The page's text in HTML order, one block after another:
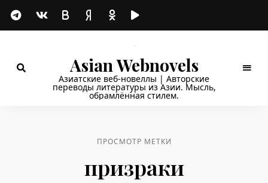
Asian Webnovels
Азиатские веб-новеллы | Авторские
переводы литературы из Азии. Мысль,
обрамлённая стилем.
ПРОСМОТР МЕТКИ
призраки